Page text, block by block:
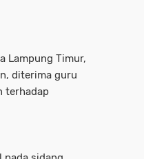
Lampung Timur,
diterima guru
terhadap